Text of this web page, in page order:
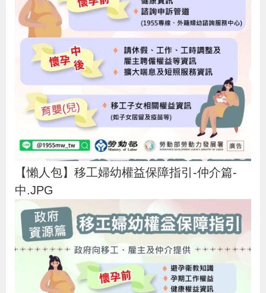
【懶人包】移工婦幼權益保障指引-仲介篇-
中.JPG